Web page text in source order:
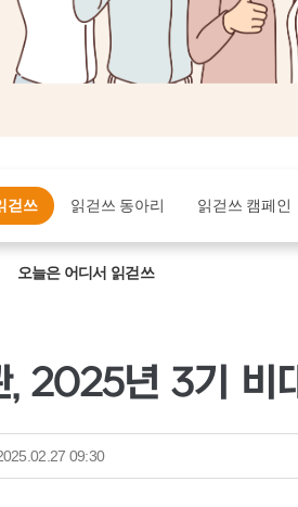
걷쓰 읽걷쓰 동아리 읽걷쓰 캠페인
오늘은 어디서 읽걷쓰
09:30